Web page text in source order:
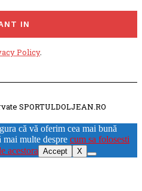
IN
Policy.
SPORTULDOLJEAN.RO
că vă oferim cea mai bună
multe despre cum sa folosesti
acestora Accept X